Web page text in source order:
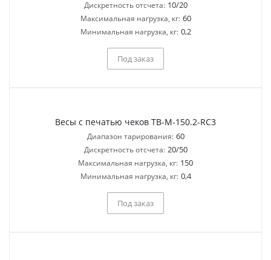
Дискретность отсчета: 10/20
Максимальная нагрузка, кг: 60
Минимальная нагрузка, кг: 0,2
Под заказ
Весы с печатью чеков ТВ-M-150.2-RC3
Диапазон тарирования: 60
Дискретность отсчета: 20/50
Максимальная нагрузка, кг: 150
Минимальная нагрузка, кг: 0,4
Под заказ